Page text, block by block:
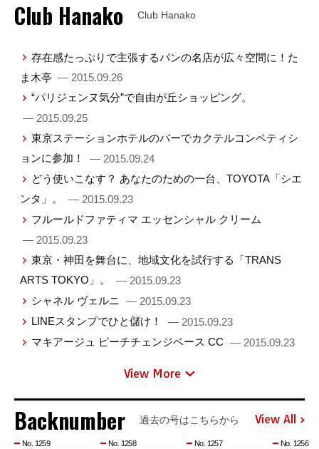
Club Hanako Club Hanako
存在感たっぷりで主張するパンの名店が広々空間に！た
ま木亭 — 2015.09.26
“パリジェンヌ気分”で自由が丘ショッピング。
— 2015.09.25
東京ステーションホテルのバーでカクテルコンペティシ
ョンに参加！
— 2015.09.24
どう使いこなす？ あなたのための一台、TOYOTA「シエ
ンタ」。
— 2015.09.23
フルールドファティマ エッセンシャル クリーム
— 2015.09.23
東京・神田を舞台に、地域文化を試行する「TRANS
ARTS TOKYO」。
— 2015.09.23
シャネル ヴェルニ — 2015.09.23
LINEスタンプでひと儲け！
— 2015.09.23
マキアージュ ピーチチェンジベース CC — 2015.09.23
View More
Backnumber 過去の号はこちらから View All
No. 1259 No. 1258 No. 1257 No. 1256